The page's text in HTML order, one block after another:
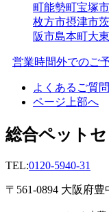
町能勢町宝塚市
枚方市摂津市
阪市島本町大
営業時間外でのご
よくあるご質問
ページ上部へ
総合ペット
TEL:0120-5940-31
〒561-0894 大阪府豊